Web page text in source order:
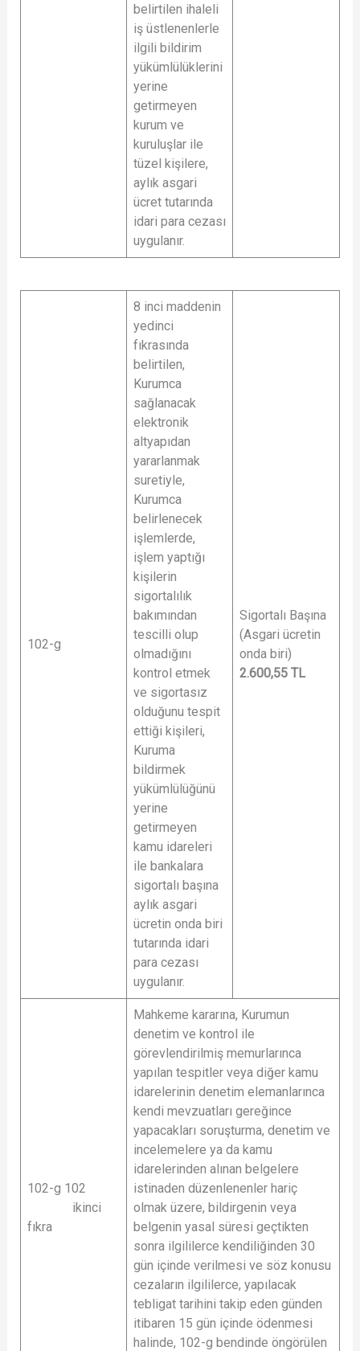
belirtilen ihaleli
iş üstlenenlerle
ilgili bildirim
yükümlülüklerini
yerine
getirmeyen
kurum ve
kuruluşlar ile
tüzel kişilere,
aylık asgari
ücret tutarında
idari para cezası
uygulanır.
102-g
8 inci maddenin
yedinci
fıkrasında
belirtilen,
Kurumca
sağlanacak
elektronik
altyapıdan
yararlanmak
suretiyle,
Kurumca
belirlenecek
işlemlerde,
işlem yaptığı
kişilerin
sigortalılık
bakımından
tescilli olup
olmadığını
kontrol etmek
ve sigortasız
olduğunu tespit
ettiği kişileri,
Kuruma
bildirmek
yükümlülüğünü
yerine
getirmeyen
kamu idareleri
ile bankalara
sigortalı başına
aylık asgari
ücretin onda biri
tutarında idari
para cezası
uygulanır.
Sigortalı Başına
(Asgari ücretin
onda biri)
2.600,55TL
102-g 102
ikinci
fıkra
Mahkeme kararına, Kurumun
denetim ve kontrol ile
görevlendirilmiş memurlarınca
yapılan tespitler veya diğer kamu
idarelerinin denetim elemanlarınca
kendi mevzuatları gereğince
yapacakları soruşturma, denetim ve
incelemelere ya da kamu
idarelerinden alınan belgelere
istinaden düzenlenenler hariç
olmak üzere, bildirgenin veya
belgenin yasal süresi geçtikten
sonra ilgililerce kendiliğinden 30
gün içinde verilmesi ve söz konusu
cezaların ilgililerce, yapılacak
tebligat tarihini takip eden günden
itibaren 15 gün içinde ödenmesi
halinde, 102-g bendinde öngörülen